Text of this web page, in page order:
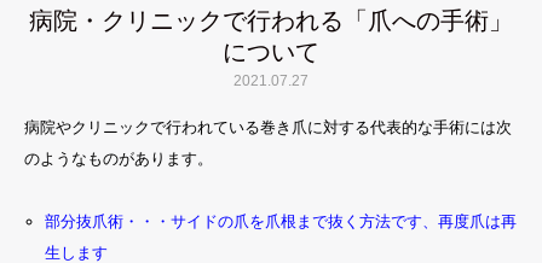
病院・クリニックで行われる「爪への手術」
について
2021.07.27
病院やクリニックで行われている巻き爪に対する代表的な手術には次
のようなものがあります。
部分抜爪術・・・サイドの爪を爪根まで抜く方法です、再度爪は再
生します